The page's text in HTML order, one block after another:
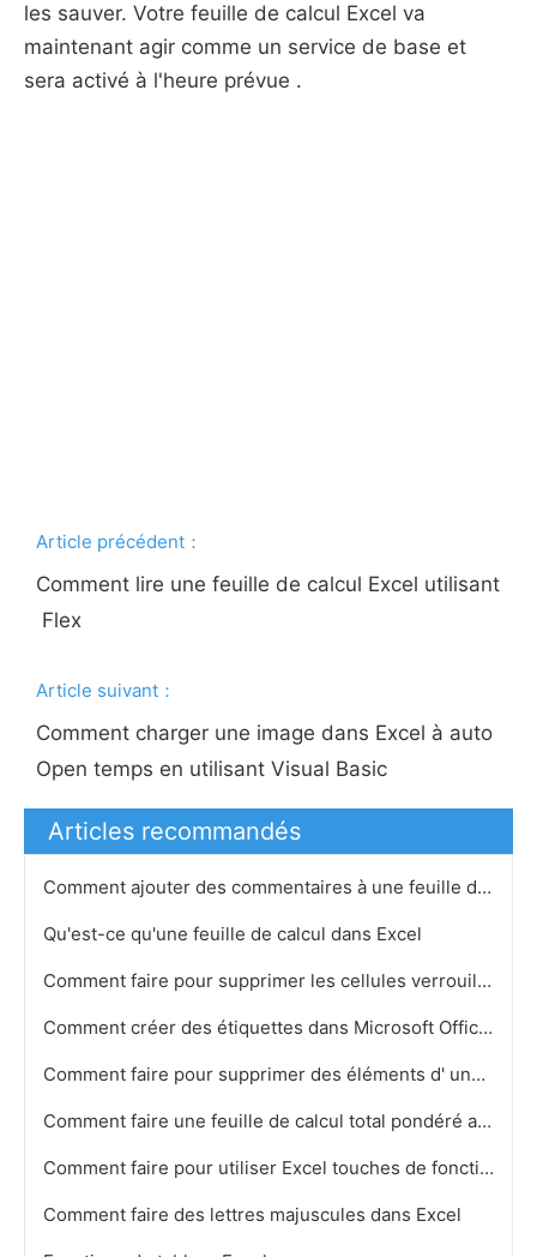
les sauver. Votre feuille de calcul Excel va
maintenant agir comme un service de base et
sera activé à l'heure prévue .
Article précédent：
Comment lire une feuille de calcul Excel utilisant
Flex
Article suivant：
Comment charger une image dans Excel à auto
Open temps en utilisant Visual Basic
Articles recommandés
Comment ajouter des commentaires à une feuille de calcul dans Excel 2003
Qu'est-ce qu'une feuille de calcul dans Excel
Comment faire pour supprimer les cellules verrouillées dans Excel 2003
Comment créer des étiquettes dans Microsoft Office 2007 à partir Excel 2007
Comment faire pour supprimer des éléments d' une zone de liste dans Excel
Comment faire une feuille de calcul total pondéré année dans Excel
Comment faire pour utiliser Excel touches de fonction sur un Mac
Comment faire des lettres majuscules dans Excel